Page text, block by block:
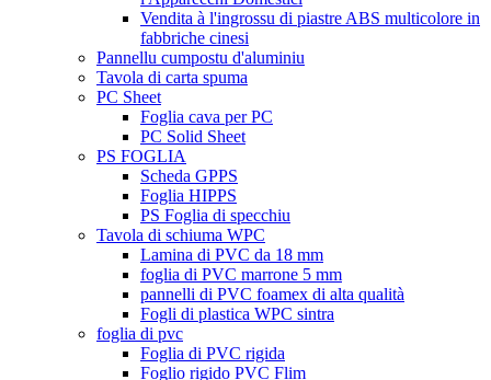
Vendita à l'ingrossu di piastre ABS multicolore in
fabbriche cinesi
Pannellu cumpostu d'aluminiu
Tavola di carta spuma
PC Sheet
Foglia cava per PC
PC Solid Sheet
PS FOGLIA
Scheda GPPS
Foglia HIPPS
PS Foglia di specchiu
Tavola di schiuma WPC
Lamina di PVC da 18 mm
foglia di PVC marrone 5 mm
pannelli di PVC foamex di alta qualità
Fogli di plastica WPC sintra
foglia di pvc
Foglia di PVC rigida
Foglio rigido PVC Flim